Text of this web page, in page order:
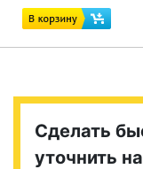
Сделать
уточнить